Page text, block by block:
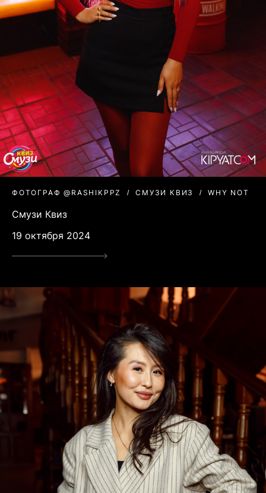
ФОТОГРАФ @RASHIKPPZ СМУЗИ КВИЗ WHY NOT
Смузи Квиз
19 октября 2024